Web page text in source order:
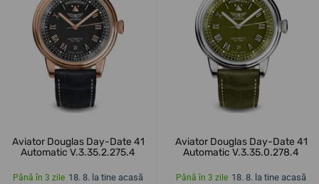
Aviator Douglas Day-Date 41
Automatic V.3.35.2.275.4
Până în 3 zile 18. 8. la tine acasă
Aviator Douglas Day-Date 41
Automatic V.3.35.0.278.4
Până în 3 zile 18. 8. la tine acasă